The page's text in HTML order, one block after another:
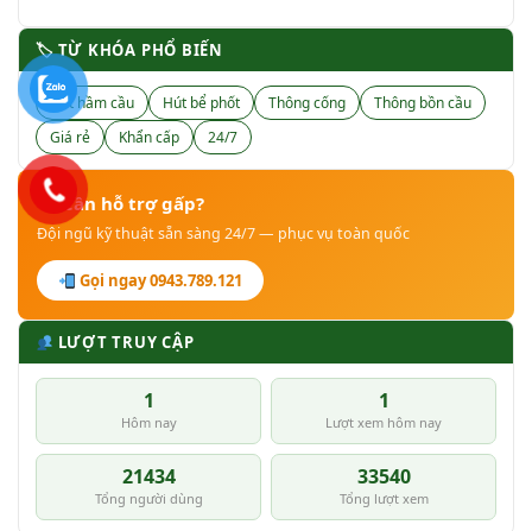
🏷 TỪ KHÓA PHỔ BIẾN
Hút hầm cầu Hút bể phốt Thông cống
Thông bồn cầu
Giá rẻ
Khẩn cấp 24/7
Cần hỗ trợ gấp?
Đội ngũ kỹ thuật sẵn sàng 24/7 — phục vụ toàn quốc
Gọi ngay 0943.789.121
LƯỢT TRUY CẬP
1
Hôm nay
1
Lượt xem hôm nay
21434
Tổng người dùng
33540
Tổng lượt xem